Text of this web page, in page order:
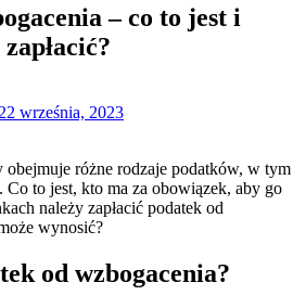
– co to jest i
22 września, 2023
obejmuje różne rodzaje podatków, w tym
Co to jest, kto ma za obowiązek, aby go
należy zapłacić podatek od
wynosić?
od wzbogacenia?